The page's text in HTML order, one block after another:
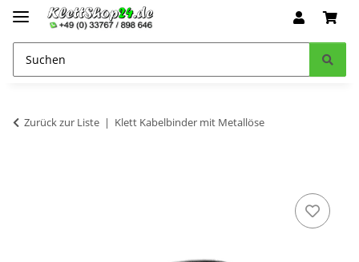
Zurück zur Liste Klett Kabelbinder mit Metallöse